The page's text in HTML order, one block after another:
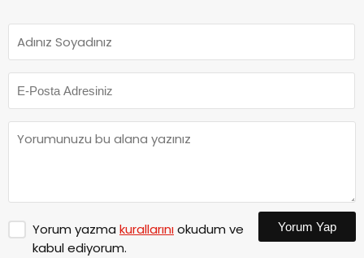
Yorum yazma kurallarınıokudum ve
kabul ediyorum.
Yorum Yap